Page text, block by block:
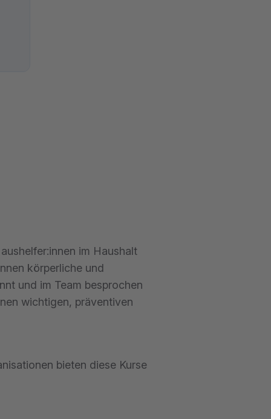
im Haushalt
körperliche und
und im Team besprochen
wichtigen, präventiven
bieten diese Kurse